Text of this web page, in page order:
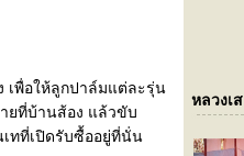
เพื่อให้ลูกปาล์มแต่ละรุ่น
ยที่บ้านส้อง แล้วขับ
ทที่เปิดรับซื้ออยู่ที่นั่น
หลวงเส